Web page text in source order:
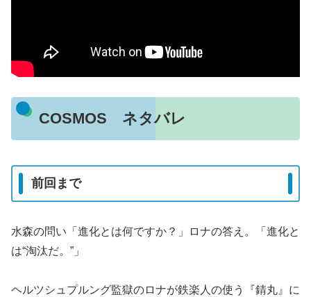
COSMOS ネタバレ
前回まで
水森の問い「進化とは何ですか？」ロナの答え。「進化と
は“淘汰だ。”」
ヘルツシュプルング監獄のロナが鉄楽人の使う『錆丸』に